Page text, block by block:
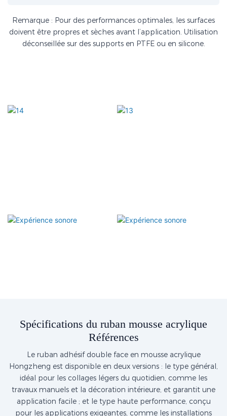
Remarque : Pour des performances optimales, les surfaces
doivent être propres et sèches avant l’application. Utilisation
déconseillée sur des supports en PTFE ou en silicone.
Spécifications du ruban mousse acrylique
Références
Le ruban adhésif double face en mousse acrylique
Hongzheng est disponible en deux versions : le type général,
idéal pour les collages légers du quotidien, comme les
travaux manuels et la décoration intérieure, et garantit une
application facile ; et le type haute performance, conçu
pour les applications exigeantes, comme les installations